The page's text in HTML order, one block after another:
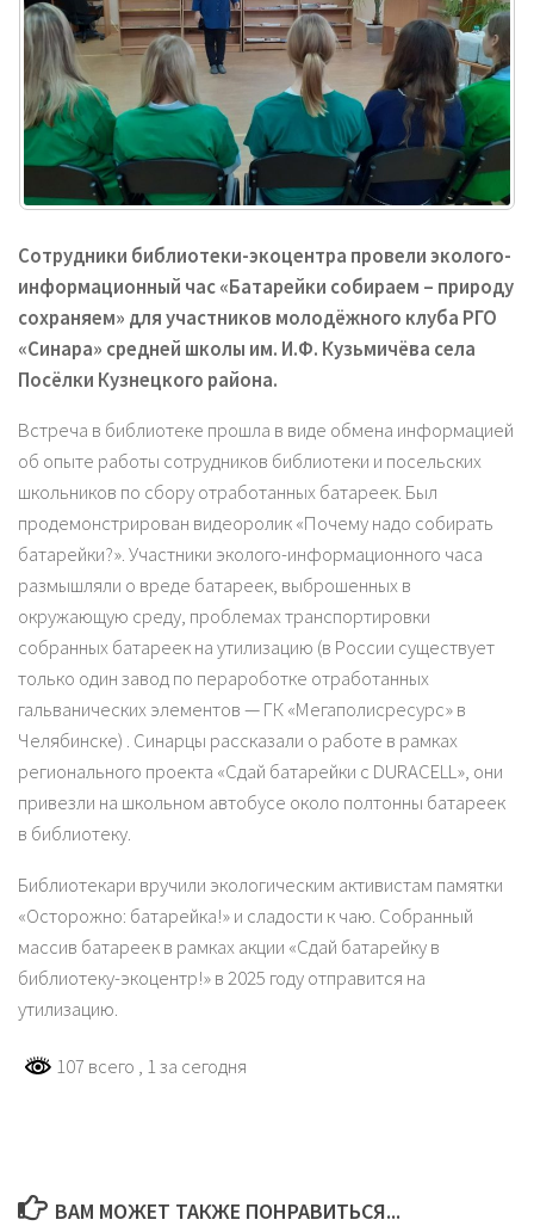
Сотрудники библиотеки-экоцентра провели эколого-
информационный час «Батарейки собираем – природу
сохраняем» для участников молодёжного клуба РГО
«Синара» средней школы им. И.Ф. Кузьмичёва села
Посёлки Кузнецкого района.
Встреча в библиотеке прошла в виде обмена информацией
об опыте работы сотрудников библиотеки и посельских
школьников по сбору отработанных батареек. Был
продемонстрирован видеоролик «Почему надо собирать
батарейки?». Участники эколого-информационного часа
размышляли о вреде батареек, выброшенных в
окружающую среду, проблемах транспортировки
собранных батареек на утилизацию (в России существует
только один завод по перароботке отработанных
гальванических элементов — ГК «Мегаполисресурс» в
Челябинске) . Синарцы рассказали о работе в рамках
регионального проекта «Сдай батарейки с DURACELL», они
привезли на школьном автобусе около полтонны батареек
в библиотеку.
Библиотекари вручили экологическим активистам памятки
«Осторожно: батарейка!» и сладости к чаю. Собранный
массив батареек в рамках акции «Сдай батарейку в
библиотеку-экоцентр!» в 2025 году отправится на
утилизацию.
107 всего , 1 за сегодня
ВАМ МОЖЕТ ТАКЖЕ ПОНРАВИТЬСЯ...